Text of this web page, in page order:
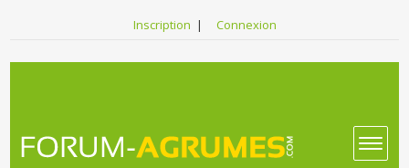
Inscription | Connexion